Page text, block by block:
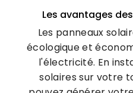
Les avantages
Les panneaux
écologique et
l'électricité. En
solaires sur votre